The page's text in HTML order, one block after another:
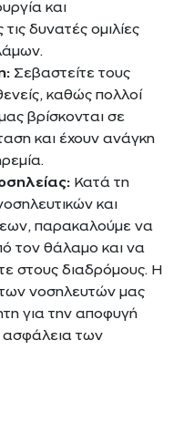
και
δυνατές ομιλίες
Σεβαστείτε τους
καθώς πολλοί
βρίσκονται σε
και έχουν ανάγκη
Κατά τη
και
παρακαλούμε να
τον θάλαμο και να
στους διαδρόμους. Η
νοσηλευτών μας
για την αποφυγή
ασφάλεια των